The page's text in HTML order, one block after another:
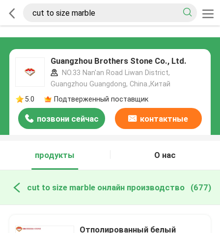
Guangzhou Brothers Stone Co., Ltd.
NO.33 Nan'an Road Liwan District,
Guangzhou Guangdong, China.,Китай
5.0
Подтверженный поставщик
позвони сейчас контактные
продукты
О нас
cut to size marble онлайн производство (677)
Отполированный белый